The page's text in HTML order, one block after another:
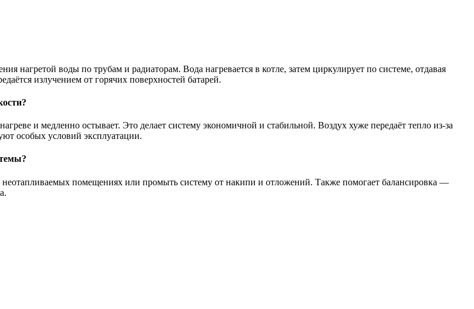
нагретой воды по трубам и радиаторам. Вода нагревается в котле, затем циркулирует по системе, отдавая
излучением от горячих поверхностей батарей.
и медленно остывает. Это делает систему экономичной и стабильной. Воздух хуже передаёт тепло из-за
особых условий эксплуатации.
помещениях или промыть систему от накипи и отложений. Также помогает балансировка —